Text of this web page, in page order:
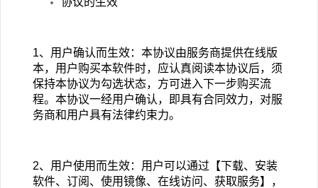
1、用户确认而生效：本协议由服务商提供在线版
本，用户购买本软件时，应认真阅读本协议后，须
保持本协议为勾选状态，方可进入下一步购买流
程。本协议一经用户确认，即具有合同效力，对服
务商和用户具有法律约束力。
2、用户使用而生效：用户可以通过【下载、安装
软件、订阅、使用镜像、在线访问、获取服务】，